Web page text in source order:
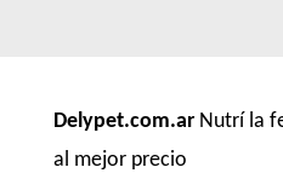
Delypet.com.ar Nutrí la
al mejor precio